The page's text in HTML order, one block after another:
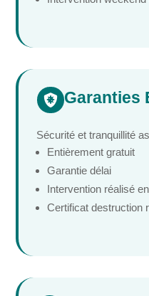
 Garanties
Sécurité et tranquillité
Entièrement gratuit
Garantie délai
Intervention réalisé
Certificat destruction